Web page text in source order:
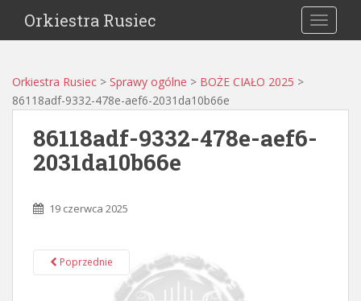
Orkiestra Rusiec
Orkiestra Rusiec > Sprawy ogólne > BOŻE CIAŁO 2025 >
86118adf-9332-478e-aef6-2031da10b66e
86118adf-9332-478e-aef6-
2031da10b66e
19 czerwca 2025
Poprzednie